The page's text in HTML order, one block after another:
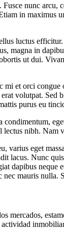
nunc
in maximus
luctus
in
ut dui.
et orci congue
volutpat. Sed
purus eu
lectus nibh. Nam
varius eget
lacus. Nunc
dapibus neque
mauris
actividad